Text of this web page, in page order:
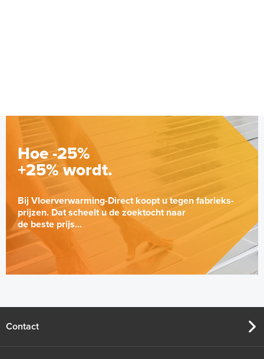
Hoe -25%
+25% wordt.
Bij Vloerverwarming-Direct koopt u tegen fabrieks-
prijzen. Dat scheelt u de zoektocht naar
de beste prijs...
Contact